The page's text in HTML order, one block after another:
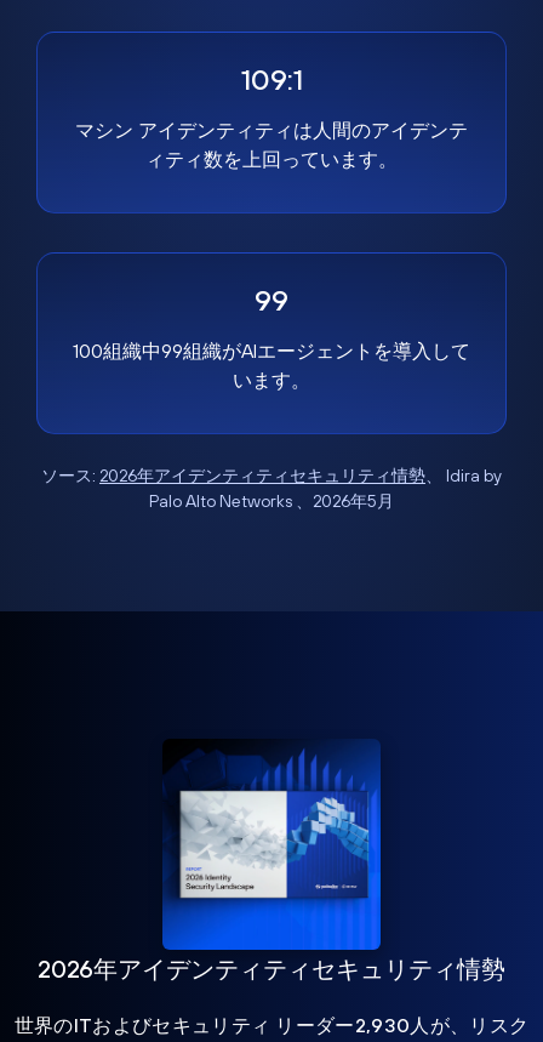
109:1
マシン アイデンティティは人間のアイデンテ
ィティ数を上回っています。
99
100組織中99組織がAIエージェントを導入して
います。
ソース: 2026年アイデンティティセキュリティ情勢、 Idira by
Palo Alto Networks 、2026年5月
2026年アイデンティティセキュリティ情勢
世界のITおよびセキュリティ リーダー2,930人が、リスク